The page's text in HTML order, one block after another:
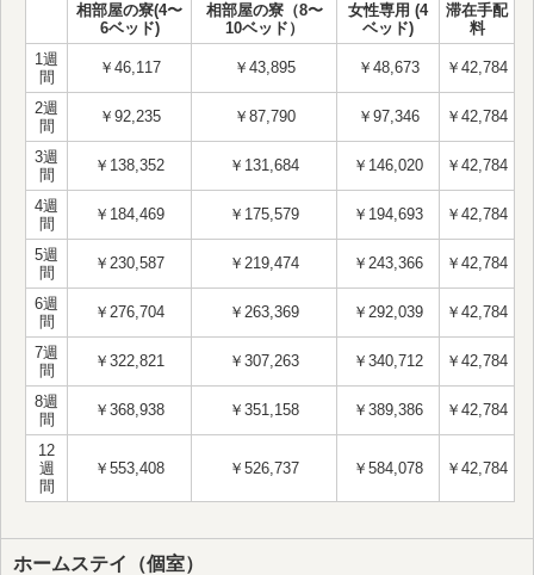
相部屋の寮(4〜
6ベッド)
相部屋の寮（8〜
10ベッド）
女性専用 (4
ベッド)
滞在手配
料
1週
間
￥46,117 ￥43,895 ￥48,673 ￥42,784
2週
間
￥92,235 ￥87,790 ￥97,346 ￥42,784
3週
間
￥138,352 ￥131,684 ￥146,020 ￥42,784
4週
間
￥184,469 ￥175,579 ￥194,693 ￥42,784
5週
間
￥230,587 ￥219,474 ￥243,366 ￥42,784
6週
間
￥276,704 ￥263,369 ￥292,039 ￥42,784
7週
間
￥322,821 ￥307,263 ￥340,712 ￥42,784
8週
間
￥368,938 ￥351,158 ￥389,386 ￥42,784
12
週
間
￥553,408 ￥526,737 ￥584,078 ￥42,784
ホームステイ（個室）